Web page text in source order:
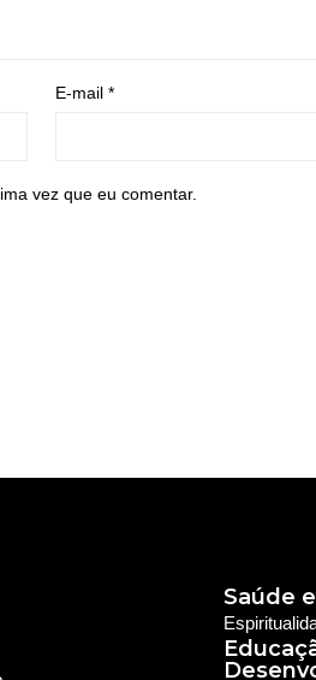
E-mail *
vez que eu comentar.
Saúde